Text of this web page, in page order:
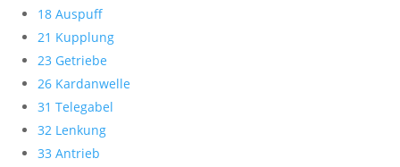
18 Auspuff
21 Kupplung
23 Getriebe
26 Kardanwelle
31 Telegabel
32 Lenkung
33 Antrieb